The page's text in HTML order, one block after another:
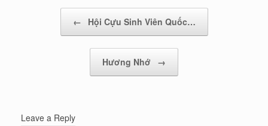
← Hội Cựu Sinh Viên Quốc…
Hương Nhớ →
Leave a Reply